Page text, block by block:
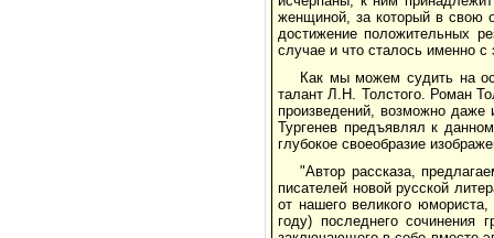
женщиной, за который в свою
достижение положительных
случае и что сталось именно
Как мы можем судить на
талант Л.Н. Толстого. Роман
произведений, возможно
Тургенев предъявлял к
глубокое своеобразие
"Автор рассказа,
писателей новой русской
от нашего великого
году) последнего сочинения